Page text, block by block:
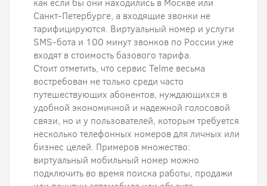
как если бы они находились в Москве или
Санкт-Петербурге, а входящие звонки не
тарифицируются. Виртуальный номер и услуги
SMS-бота и 100 минут звонков по России уже
входят в стоимость базового тарифа.
Стоит отметить, что сервис Telme весьма
востребован не только среди часто
путешествующих абонентов, нуждающихся в
удобной экономичной и надежной голосовой
связи, но и у пользователей, которым требуется
несколько телефонных номеров для личных или
бизнес целей. Примеров множество:
виртуальный мобильный номер можно
подключить во время поиска работы, продажи